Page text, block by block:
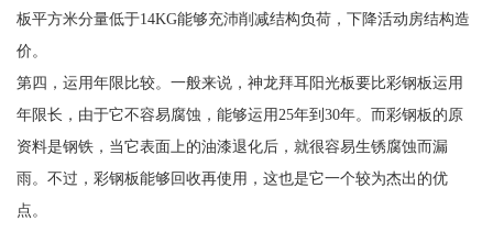
板平方米分量低于14KG能够充沛削减结构负荷，下降活动房结构造
价。
第四，运用年限比较。一般来说，神龙拜耳阳光板要比彩钢板运用
年限长，由于它不容易腐蚀，能够运用25年到30年。而彩钢板的原
资料是钢铁，当它表面上的油漆退化后，就很容易生锈腐蚀而漏
雨。不过，彩钢板能够回收再使用，这也是它一个较为杰出的优
点。